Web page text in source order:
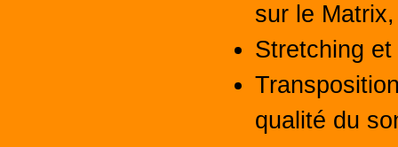
sur le
Stretching
qualité du